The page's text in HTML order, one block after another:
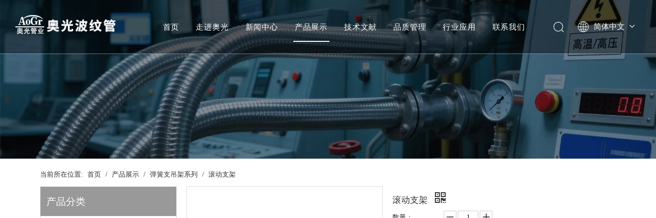
首页 走进奥光 新闻中心 产品展示 技术文献 品质管理 行业应用 联系我们 简体中文
当前所在位置: 首页 / 产品展示 / 弹簧支吊架系列 / 滚动支架
产品分类 滚动支架